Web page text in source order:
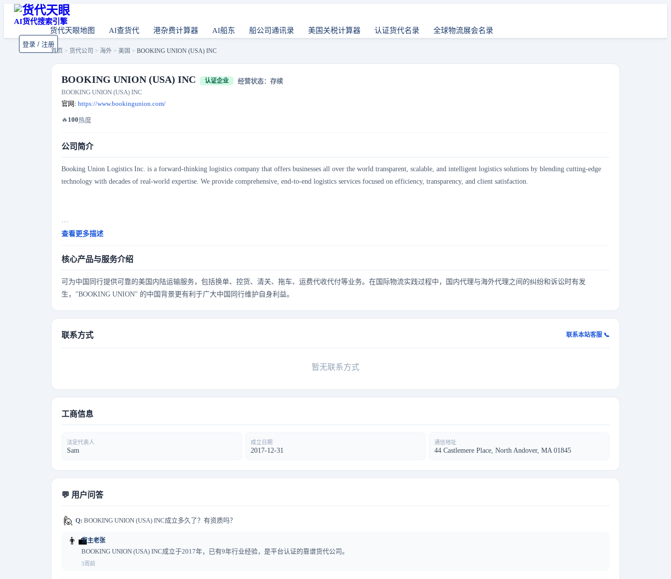
AI货代搜索引擎
货代天眼地图
AI查货代 港杂费计算器 AI船东 船公司通讯录 美国关税计算器 认证货代名录 全球物流展会名录
登录 / 注册
首页 > 货代公司 > 海外 > 美国 > BOOKING UNION (USA) INC
BOOKING UNION (USA) INC 认证企业
经营状态：存续
BOOKING UNION (USA) INC
官网: https://www.bookingunion.com/
🔥 100热度
公司简介
Booking Union Logistics Inc. is a forward-thinking logistics company that offers businesses all over the world transparent, scalable, and intelligent logistics solutions by blending cutting-edge
technology with decades of real-world expertise. We provide comprehensive, end-to-end logistics services focused on efficiency, transparency, and client satisfaction.
We are redefining what it means to be a modern shipping and logistics company by focusing on digital transformation while maintaining a solid foundation in traditional freight operations. We
查看更多描述
核心产品与服务介绍
可为中国同行提供可靠的美国内陆运输服务，包括换单、控货、清关、拖车、运费代收代付等业务。在国际物流实践过程中，国内代理与海外代理之间的纠纷和诉讼时有发
生，"BOOKING UNION" 的中国背景更有利于广大中国同行维护自身利益。
联系方式 联系本站客服 📞
暂无联系方式
工商信息
法定代表人
Sam
成立日期
2017-12-31
通信地址
44 Castlemere Place, North Andover, MA 01845
💬 用户问答
🙋 Q: BOOKING UNION (USA) INC成立多久了？有资质吗？
👨‍💼货主老张
BOOKING UNION (USA) INC成立于2017年，已有9年行业经验，是平台认证的靠谱货代公司。
3周前